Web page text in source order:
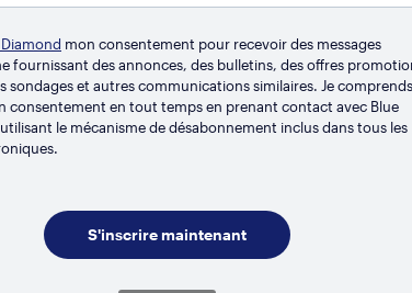
mon consentement pour recevoir des messages
fournissant des annonces, des bulletins, des offres
sondages et autres communications similaires. Je
consentement en tout temps en prenant contact avec Blue
le mécanisme de désabonnement inclus dans tous les